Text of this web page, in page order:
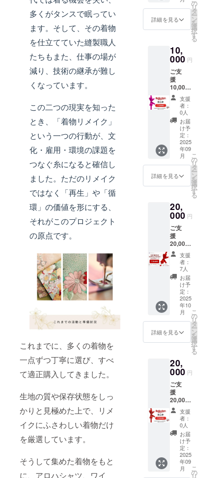
多くがタンスで眠ってい
ます。そして、その着物
を仕立てていた縫製職人
たちもまた、仕事の場が
減り、技術の継承が難し
くなっています。
この二つの現実を知った
とき、「着物リメイク」
という一つの行動が、文
化・雇用・環境の課題を
つなぐ糸になると確信し
ました。ただのリメイク
ではなく
「再生」や「循
環」 の価値を形にする、
それがこのプロジェクト
の原点です。
これまでに、多くの着物を
一点ずつ丁寧に選び、すべ
て適正購入してきました。
生地の質や保存状態をしっ
かりと見極めた上で、リメ
イクにふさわしい着物だけ
を厳選しています。
そうして集めた着物をもと
に、アロハシャツ、ワイ
とした
外出や
旅行に
イズ：
約
20cm×
25cm／
ショル
ダー
紐：約
110cm
・巾着
（コス
メやア
クセサ
リーの
収納
に）
イズ：
約
サイズ
は目安
です。
ご希望
に応じ
て調整
も可能
ですの
で、お
気軽に
ご相談
くださ
い。 ■
リメイ
クに使
着物生
地は当
一点物
の着物
地から
お選び
いただ
きま
す。
「こん
な色合
いがい
い」
「和柄
が好
き」
「無地
の楽天
市場店
でご利
クーポ
ン券を
ご用意
してお
りま
す。 ご
支援金
額に応
じて、
楽天店
舗での
商品購
入時に
ご利用
いただ
ける
クーポ
しま
す。 ■
クーポ
ン利用
対象店
舗： 楽
天市場
「サー
キュ
ラーワ
ンズ」
■ クー
ポン内
容：ご
額5,000
円 → 楽
6,000円
分クー
ポン ※
実際の
クーポ
ン金額
や割合
は、リ
ターン
ごとに
明記い
たしま
す。 ■
クーポ
ン利用
レート
スカー
ト
（すっ
ルエッ
トで着
回し自
在） ・
ワイド
パンツ
（動き
やす
く、和
柄が映
える人
気アイ
テム）
・チュ
ニック
（ゆっ
たりと
常に馴
染む）
・ネク
タイ
（ビジ
ネスに
も
フォー
マルに
も映え
る一点
もの）
・帯
バッグ
（着物
帯を再
利用し
グ） ■
リメイ
クに使
用する
着物生
地は当
社が保
有する
一点物
の着物
地から
お選び
いただ
きま
す。
詳細を見る
の
リ
タ
ー
ン
を
選
択
す
る
10,
000 円
ご支
援
10,000
円 楽天
で使え
るお得
な商品
券をリ
ターン
として
ご提供
させて
頂きま
す。
【楽天
クーポ
用に関
するご
案内】
このた
びご支
援いた
だいた
皆さま
には、
当店
「サー
キュ
ラーワ
ンズ」
の楽天
市場店
でご利
クーポ
ン券を
ご用意
してお
りま
す。 ご
支援金
額に応
じて、
楽天店
舗での
商品購
入時に
ご利用
いただ
支援
者：
0人
お届
け予
定：
2025
年09
月
詳細を見る
こ
の
リ
タ
ー
ン
を
選
択
す
る
20,
000 円
ご支
援
20,000
円 以
下の中
から【1
点】お
選びい
ただけ
ます。
・アロ
ハシャ
ツ（着
物地の
個性が
際立
に映え
る人気
アイテ
ム） ・
羽織
（現代
風にア
レンジ
した軽
やかな
羽織
り） ・
半袖Y
シャツ
（和と
支援
者：
7人
お届
け予
定：
2025
年10
月
詳細を見る
こ
の
リ
タ
ー
ン
を
選
択
す
る
20,
000 円
ご支
援
20,000
円 楽天
で使え
るお得
な商品
券をリ
ターン
として
ご提供
させて
支援
者：
0人
お届
け予
定：
2025
年09
月
こ
の